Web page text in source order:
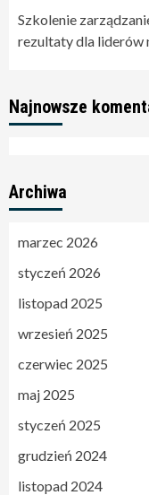
Szkolenie
rezultaty dla liderów
Najnowsze
Archiwa
marzec 2026
styczeń 2026
listopad 2025
wrzesień 2025
czerwiec 2025
maj 2025
styczeń 2025
grudzień 2024
listopad 2024